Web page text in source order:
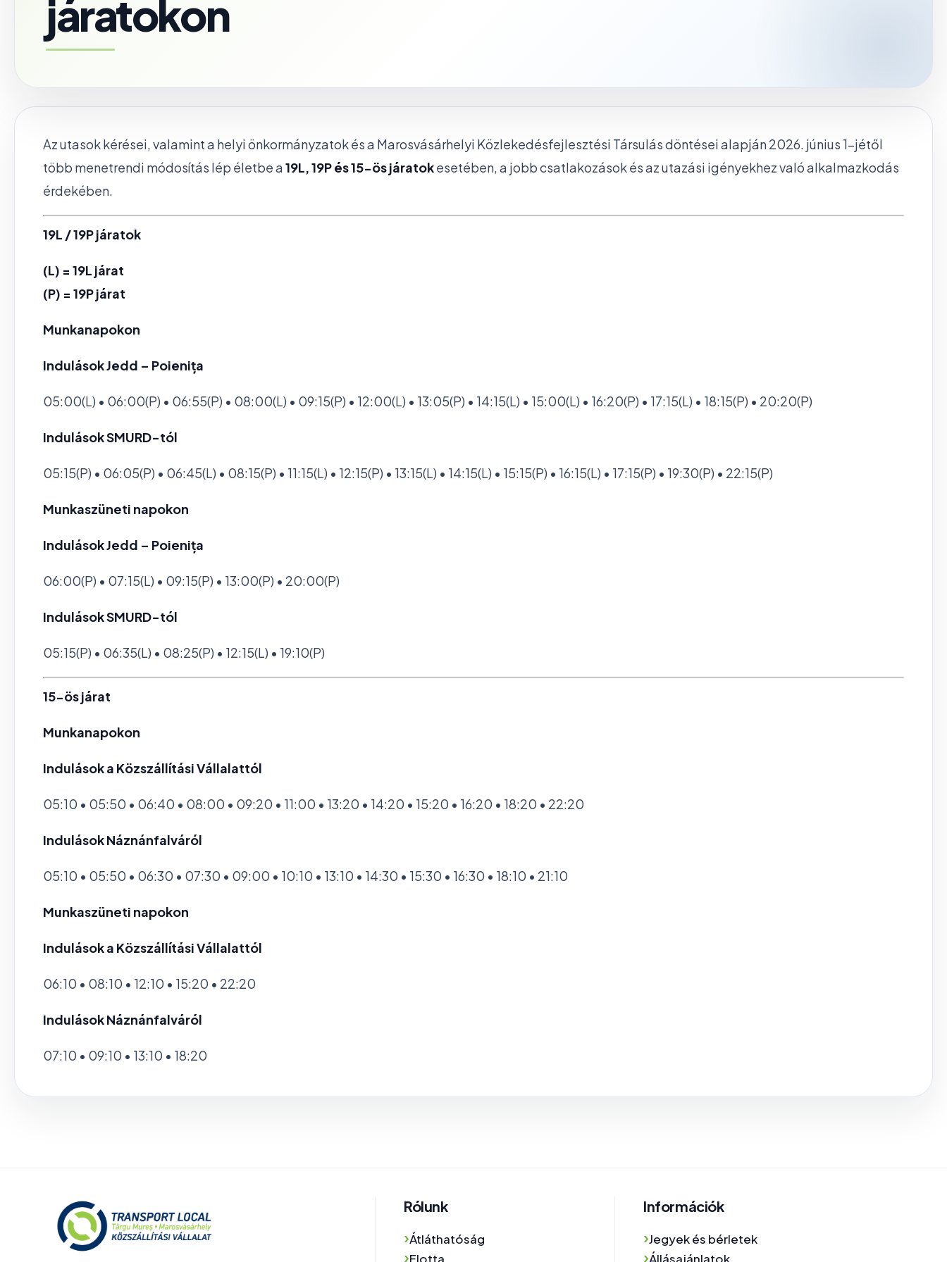
járatokon
Az utasok kérései, valamint a helyi önkormányzatok és a Marosvásárhelyi Közlekedésfejlesztési Társulás döntései alapján 2026. június 1-jétől
több menetrendi módosítás lép életbe a19L, 19P és 15-ös járatokesetében, a jobb csatlakozások és az utazási igényekhez való alkalmazkodás
érdekében.
19L / 19P járatok
(L) = 19L járat
(P) = 19P járat
Munkanapokon
Indulások Jedd – Poienița
05:00(L) • 06:00(P) • 06:55(P) • 08:00(L) • 09:15(P) • 12:00(L) • 13:05(P) • 14:15(L) • 15:00(L) • 16:20(P) • 17:15(L) • 18:15(P) • 20:20(P)
Indulások SMURD-tól
05:15(P) • 06:05(P) • 06:45(L) • 08:15(P) • 11:15(L) • 12:15(P) • 13:15(L) • 14:15(L) • 15:15(P) • 16:15(L) • 17:15(P) • 19:30(P) • 22:15(P)
Munkaszüneti napokon
Indulások Jedd – Poienița
06:00(P) • 07:15(L) • 09:15(P) • 13:00(P) • 20:00(P)
Indulások SMURD-tól
05:15(P) • 06:35(L) • 08:25(P) • 12:15(L) • 19:10(P)
15-ös járat
Munkanapokon
Indulások a Közszállítási Vállalattól
05:10 • 05:50 • 06:40 • 08:00 • 09:20 • 11:00 • 13:20 • 14:20 • 15:20 • 16:20 • 18:20 • 22:20
Indulások Náznánfalváról
05:10 • 05:50 • 06:30 • 07:30 • 09:00 • 10:10 • 13:10 • 14:30 • 15:30 • 16:30 • 18:10 • 21:10
Munkaszüneti napokon
Indulások a Közszállítási Vállalattól
06:10 • 08:10 • 12:10 • 15:20 • 22:20
Indulások Náznánfalváról
07:10 • 09:10 • 13:10 • 18:20
Rólunk
›Átláthatóság
›Flotta
Információk
›Jegyek és bérletek
›Állásajánlatok